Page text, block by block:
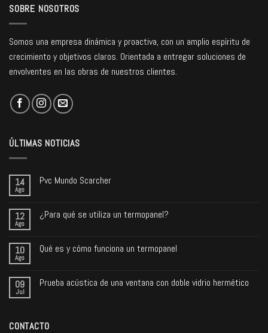
SOBRE NOSOTROS
Somos una empresa dinámica y proactiva, con un amplio espíritu de
crecimiento y objetivos claros. Orientada a entregar soluciones de
envolventes en las obras de nuestros clientes.
ÚLTIMAS NOTICIAS
14
Ago
Pvc Mundo Scarcher
12
Ago
¿Para qué se utiliza un termopanel?
10
Ago
Qué es y cómo funciona un termopanel
09
Jul
Prueba acústica de una ventana con doble vidrio hermético
CONTACTO